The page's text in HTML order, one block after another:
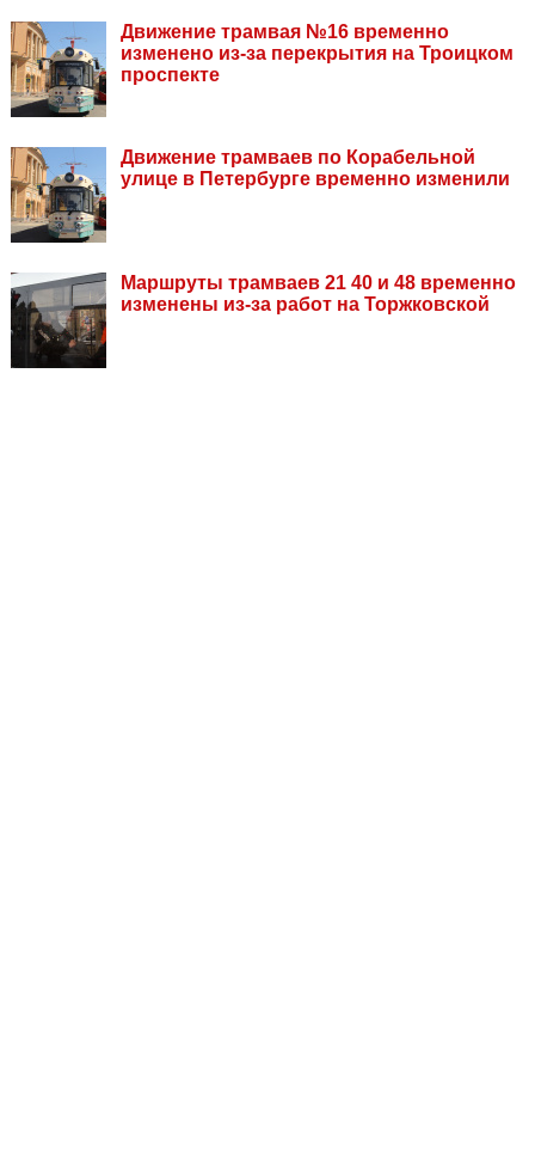
Движение трамвая №16 временно
изменено из-за перекрытия на Троицком
проспекте
Движение трамваев по Корабельной
улице в Петербурге временно изменили
Маршруты трамваев 21 40 и 48 временно
изменены из-за работ на Торжковской